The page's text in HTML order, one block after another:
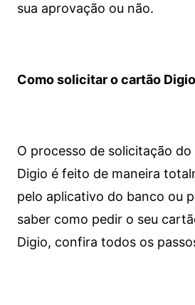
sua aprovação ou não.
Como solicitar o cartão
O processo de solicitação
Digio é feito de maneira
pelo aplicativo do banco ou
saber como pedir o seu
Digio, confira todos os